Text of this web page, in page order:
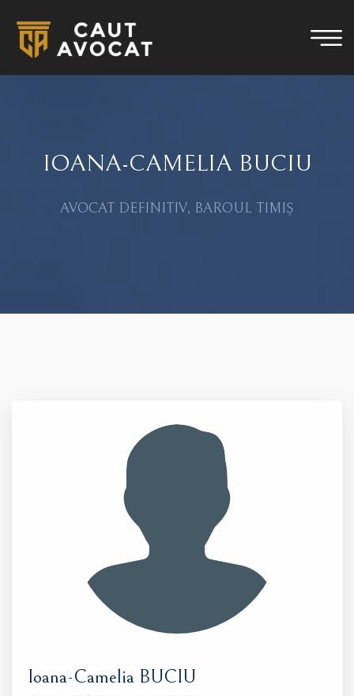
IOANA-CAMELIA BUCIU
AVOCAT DEFINITIV, BAROUL TIMIȘ
Ioana-Camelia BUCIU